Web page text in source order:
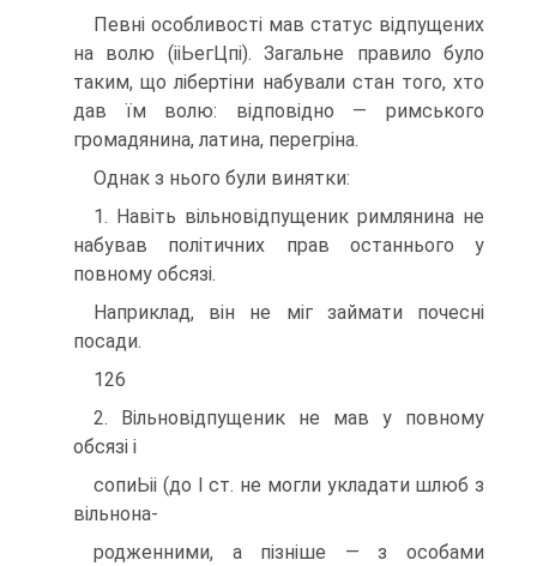
Певні особливості мав статус відпущених
на волю (ііЬегЦпі). Загальне правило було
таким, що лібертіни набували стан того, хто
дав їм волю: відповідно — римського
громадянина, латина, перегріна.
Однак з нього були винятки:
1. Навіть вільновідпущеник римлянина не
набував політичних прав останнього у
повному обсязі.
Наприклад, він не міг займати почесні
посади.
126
2. Вільновідпущеник не мав у повному
обсязі і
сопиЬіі (до І ст. не могли укладати шлюб з
вільнона-
родженними, а пізніше — з особами